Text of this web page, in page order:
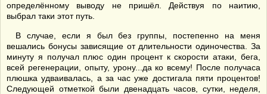
определённому выводу не пришёл. Действуя по наитию,
выбрал таки этот путь.
В случае, если я был без группы, постепенно на меня
вешались бонусы зависящие от длительности одиночества. За
минуту я получал плюс один процент к скорости атаки, бега,
всей регенерации, опыту, урону...да ко всему! После получаса
плюшка удваивалась, а за час уже достигала пяти процентов!
Следующей отметкой были двенадцать часов, сутки, неделя,